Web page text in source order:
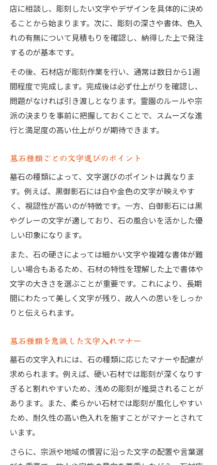
店に相談し、彫刻したい文字やデザインを具体的に決め
ることから始まります。次に、彫刻の深さや書体、色入
れの有無について見積もりを確認し、納得した上で発注
するのが基本です。
その後、石材店が彫刻作業を行い、通常は数日から1週
間程度で完成します。完成後は必ず仕上がりを確認し、
問題がなければ引き渡しとなります。霊園のルールや宗
派の決まりを事前に把握しておくことで、スムーズな進
行と満足度の高い仕上がりが期待できます。
墓石種類ごとの文字選びのポイント
墓石の種類によって、文字選びのポイントは異なりま
す。例えば、黒御影石には白や金色の文字が映えやす
く、視認性が高いのが特徴です。一方、白御影石には黒
やグレーの文字が適しており、石の風合いを活かした優
しい印象になります。
また、石の硬さによっては細かい文字や複雑な書体が難
しい場合もあるため、石材の特性を理解した上で書体や
文字の大きさを選ぶことが重要です。これにより、長期
間にわたって美しく文字が残り、故人への思いをしっか
りと伝えられます。
墓石種類を意識した文字入れマナー
墓石の文字入れには、石の種類に応じたマナーや配慮が
求められます。例えば、硬い石材では彫刻が深くなりす
ぎると割れやすいため、浅めの彫刻が推奨されることが
あります。また、柔らかい石材では彫刻が風化しやすい
ため、耐久性の高い色入れを施すことがマナーとされて
います。
さらに、宗派や地域の慣習に沿った文字の配置や言葉選